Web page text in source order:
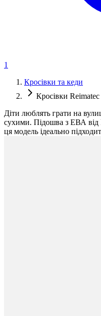
1
Кросівки та кеди
Кросівки
Діти люблять грати на
сухими. Підошва з ЕВА від
ця модель ідеально